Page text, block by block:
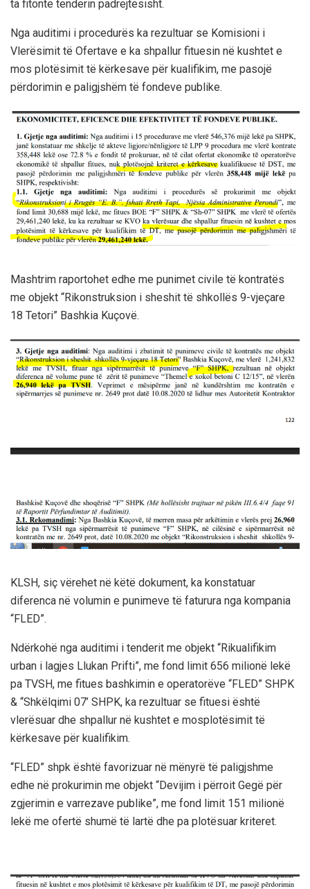
ta fitonte tenderin padrejtësisht.
Nga auditimi i procedurës ka rezultuar se Komisioni i
Vlerësimit të Ofertave e ka shpallur fituesin në kushtet e
mos plotësimit të kërkesave për kualifikim, me pasojë
përdorimin e paligjshëm të fondeve publike.
Mashtrim raportohet edhe me punimet civile të kontratës
me objekt “Rikonstruksion i sheshit të shkollës 9-vjeçare
18 Tetori” Bashkia Kuçovë.
KLSH, siç vërehet në këtë dokument, ka konstatuar
diferenca në volumin e punimeve të faturura nga kompania
“FLED”.
Ndërkohë nga auditimi i tenderit me objekt “Rikualifikim
urban i lagjes Llukan Prifti”, me fond limit 656 milionë lekë
pa TVSH, me fitues bashkimin e operatorëve “FLED” SHPK
& “Shkëlqimi 07’ SHPK, ka rezultuar se fituesi është
vlerësuar dhe shpallur në kushtet e mosplotësimit të
kërkesave për kualifikim.
“FLED” shpk është favorizuar në mënyrë të paligjshme
edhe në prokurimin me objekt “Devijim i përroit Gegë për
zgjerimin e varrezave publike”, me fond limit 151 milionë
lekë me ofertë shumë të lartë dhe pa plotësuar kriteret.